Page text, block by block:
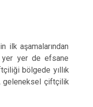
ilk aşamalarından
yer yer de efsane
bölgede yıllık
geleneksel çiftçilik